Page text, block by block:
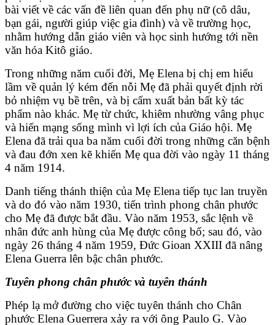
bài viết về các vấn đề liên quan đến phụ nữ (cô dâu,
bạn gái, người giúp việc gia đình) và về trường học,
nhằm hướng dẫn giáo viên và học sinh hướng tới nền
văn hóa Kitô giáo.
Trong những năm cuối đời, Mẹ Elena bị chị em hiểu
lầm về quản lý kém đến nỗi Mẹ đã phải quyết định rời
bỏ nhiệm vụ bề trên, và bị cấm xuất bản bất kỳ tác
phẩm nào khác. Mẹ từ chức, khiêm nhường vâng phục
và hiến mạng sống mình vì lợi ích của Giáo hội. Mẹ
Elena đã trải qua ba năm cuối đời trong những căn bệnh
và đau đớn xen kẽ khiến Mẹ qua đời vào ngày 11 tháng
4 năm 1914.
Danh tiếng thánh thiện của Mẹ Elena tiếp tục lan truyền
và do đó vào năm 1930, tiến trình phong chân phước
cho Mẹ đã được bắt đầu. Vào năm 1953, sắc lệnh về
nhân đức anh hùng của Mẹ được công bố; sau đó, vào
ngày 26 tháng 4 năm 1959, Đức Gioan XXIII đã nâng
Elena Guerra lên bậc chân phước.
Tuyên phong chân phước và tuyên thánh
Phép lạ mở đường cho việc tuyên thánh cho Chân
phước Elena Guerrera xảy ra với ông Paulo G. Vào